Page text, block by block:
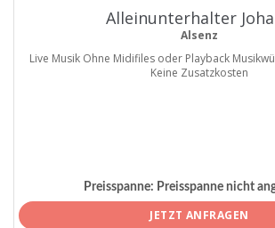
Alleinunterhalter
Alsenz
Live Musik Ohne Midifiles oder Playback
Keine Zusatzkosten
Preisspanne: Preisspanne nicht
JETZT ANFRAGEN